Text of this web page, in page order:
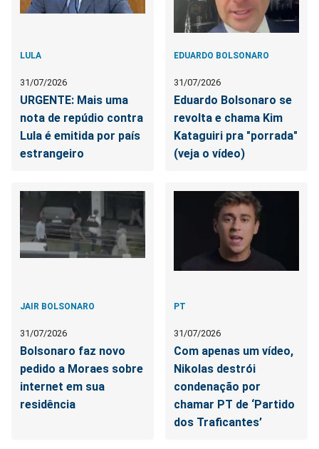
LULA
31/07/2026
URGENTE: Mais uma
nota de repúdio contra
Lula é emitida por país
estrangeiro
EDUARDO BOLSONARO
31/07/2026
Eduardo Bolsonaro se
revolta e chama Kim
Kataguiri pra "porrada"
(veja o vídeo)
JAIR BOLSONARO
31/07/2026
Bolsonaro faz novo
pedido a Moraes sobre
internet em sua
residência
PT
31/07/2026
Com apenas um vídeo,
Nikolas destrói
condenação por
chamar PT de ‘Partido
dos Traficantes’